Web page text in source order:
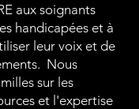
aux soignants
handicapées et à
leur voix et de
Nous
sur les
et l'expertise